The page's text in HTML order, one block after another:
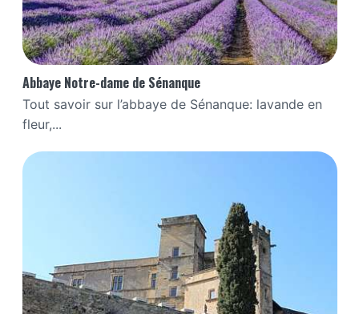
Abbaye Notre-dame de Sénanque
Tout savoir sur l’abbaye de Sénanque: lavande en
fleur,...